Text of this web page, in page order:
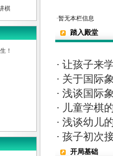
棋
！
·暂无本栏信息
踏入殿堂
· 让孩子来
· 关于国际
· 浅谈国际
· 儿童学棋
· 浅谈幼儿
· 孩子初次
开局基础